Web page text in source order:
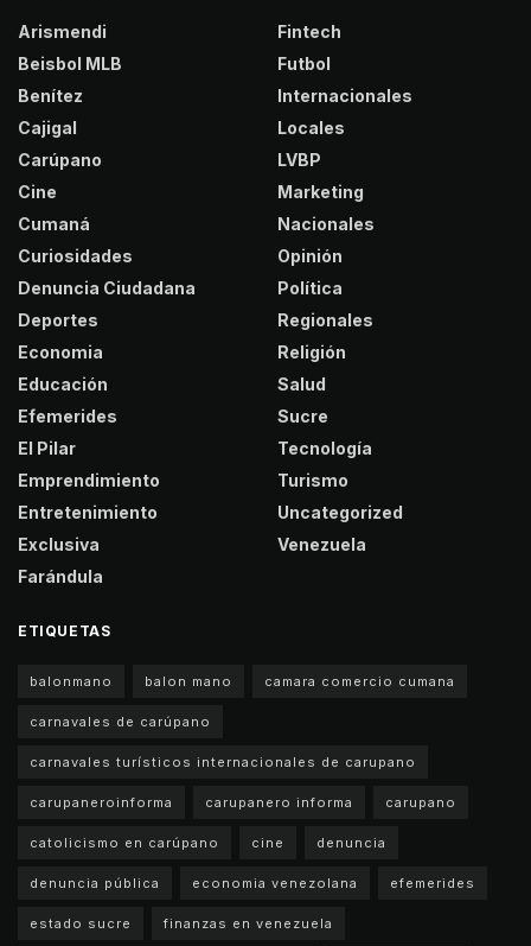
Arismendi
Beisbol MLB
Benítez
Cajigal
Carúpano
Cine
Cumaná
Curiosidades
Denuncia Ciudadana
Deportes
Economia
Educación
Efemerides
El Pilar
Emprendimiento
Entretenimiento
Exclusiva
Farándula
Fintech
Futbol
Internacionales
Locales
LVBP
Marketing
Nacionales
Opinión
Política
Regionales
Religión
Salud
Sucre
Tecnología
Turismo
Uncategorized
Venezuela
ETIQUETAS
balonmano balon mano camara comercio cumana
carnavales de carúpano
carnavales turísticos internacionales de carupano
carupaneroinforma carupanero informa carupano
catolicismo en carúpano cine denuncia
denuncia pública economia venezolana efemerides
estado sucre finanzas en venezuela